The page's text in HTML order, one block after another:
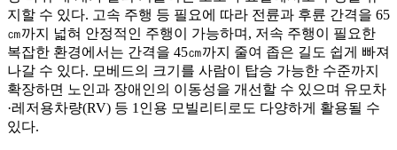
지할 수 있다. 고속 주행 등 필요에 따라 전륜과 후륜 간격을 65
㎝까지 넓혀 안정적인 주행이 가능하며, 저속 주행이 필요한
복잡한 환경에서는 간격을 45㎝까지 줄여 좁은 길도 쉽게 빠져
나갈 수 있다. 모베드의 크기를 사람이 탑승 가능한 수준까지
확장하면 노인과 장애인의 이동성을 개선할 수 있으며 유모차
·레저용차량(RV) 등 1인용 모빌리티로도 다양하게 활용될 수
있다.